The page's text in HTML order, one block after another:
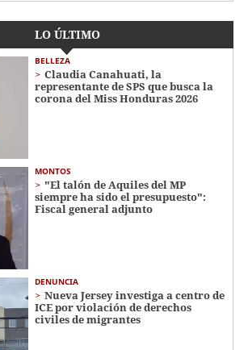
LO ÚLTIMO
BELLEZA
Claudia Canahuati, la
representante de SPS que busca la
corona del Miss Honduras 2026
MONTOS
"El talón de Aquiles del MP
siempre ha sido el presupuesto":
Fiscal general adjunto
DENUNCIA
Nueva Jersey investiga a centro de
ICE por violación de derechos
civiles de migrantes